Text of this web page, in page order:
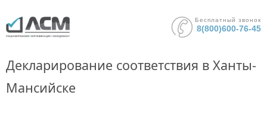
Бесплатный звонок
8(800)600-76-45
Декларирование соответствия в Ханты-
Мансийске